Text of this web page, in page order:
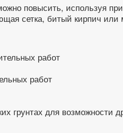
повысить, используя
сетка, битый кирпич
работ
грунтах для